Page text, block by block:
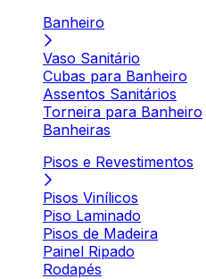
Banheiro
Vaso Sanitário
Cubas para Banheiro
Assentos Sanitários
Torneira para Banheiro
Banheiras
Pisos e Revestimentos
Pisos Vinílicos
Piso Laminado
Pisos de Madeira
Painel Ripado
Rodapés